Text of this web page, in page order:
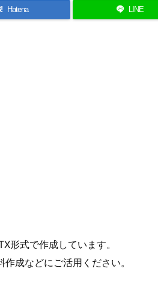
Hatena LINE
形式で作成しています。
成などにご活用ください。